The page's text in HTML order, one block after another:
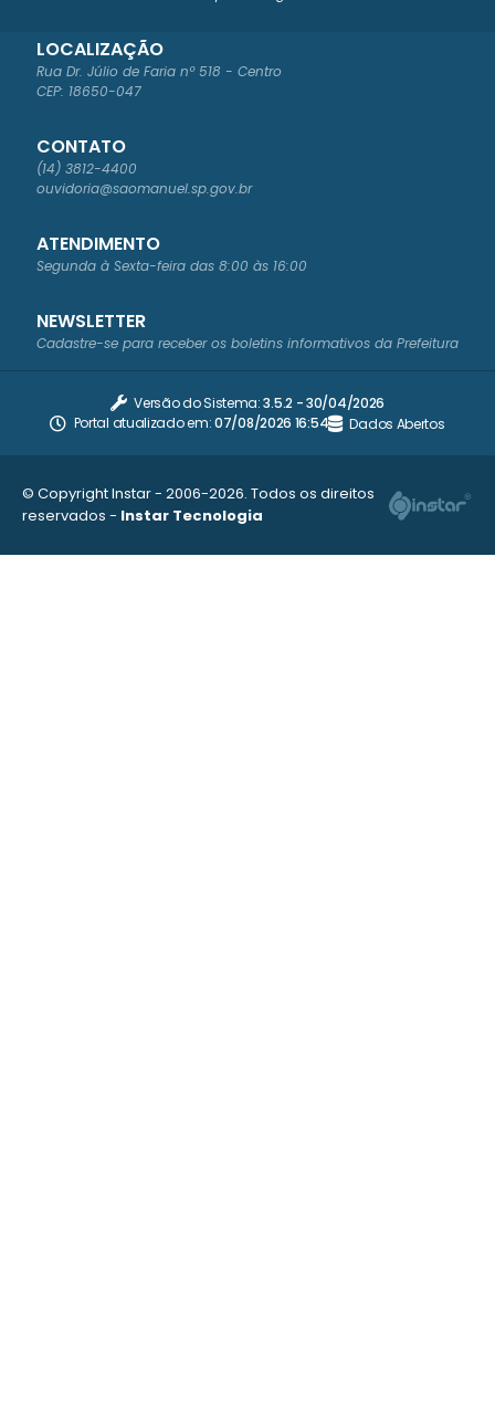
LOCALIZAÇÃO
Rua Dr. Júlio de Faria nº 518 - Centro
CEP: 18650-047
CONTATO
(14) 3812-4400
ouvidoria@saomanuel.sp.gov.br
ATENDIMENTO
Segunda à Sexta-feira das 8:00 às 16:00
NEWSLETTER
Cadastre-se para receber os boletins informativos da Prefeitura
Versão do Sistema:3.5.2 - 30/04/2026
Portal atualizado em:07/08/2026 16:54 Dados Abertos
© Copyright Instar - 2006-2026. Todos os direitos
reservados - Instar Tecnologia